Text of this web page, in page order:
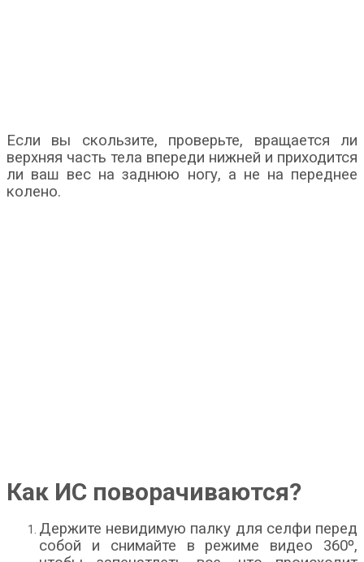
Если вы скользите, проверьте, вращается ли
верхняя часть тела впереди нижней и приходится
ли ваш вес на заднюю ногу, а не на переднее
колено.
Как ИС поворачиваются?
Держите невидимую палку для селфи перед
собой и снимайте в режиме видео 360º,